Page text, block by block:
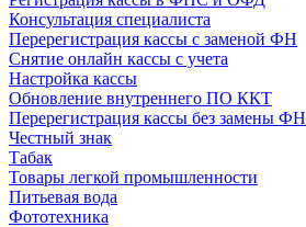
Консультация специалиста
Перерегистрация кассы с заменой ФН
Снятие онлайн кассы с учета
Настройка кассы
Обновление внутреннего ПО ККТ
Перерегистрация кассы без замены ФН
Честный знак
Табак
Товары легкой промышленности
Питьевая вода
Фототехника